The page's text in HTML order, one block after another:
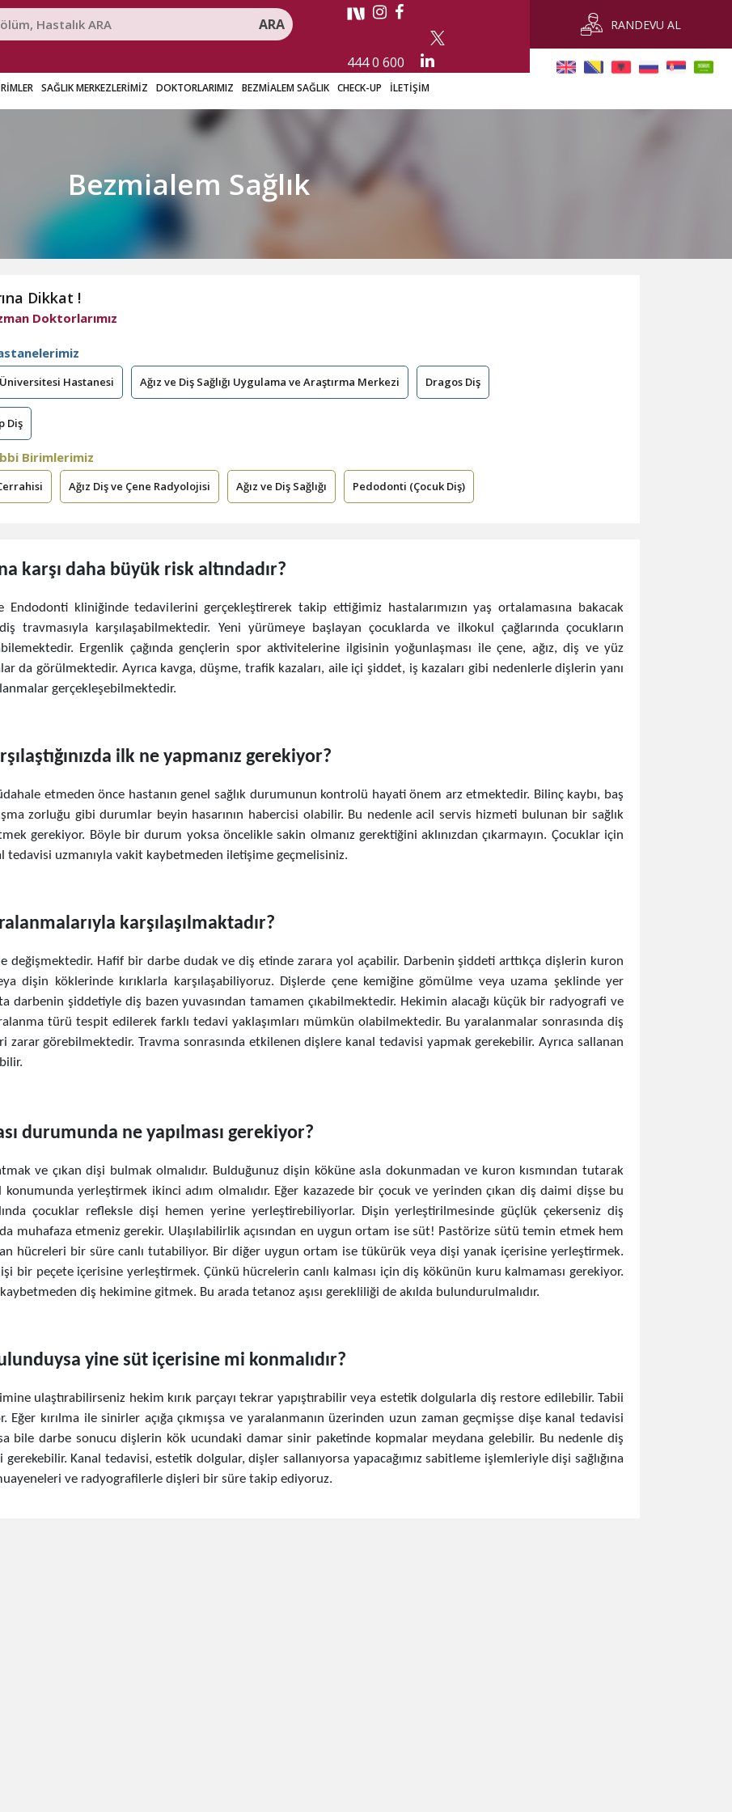
ARA
444 0 600
SAĞLIK MERKEZLERİMİZ DOKTORLARIMIZ BEZMİALEM SAĞLIK CHECK-UP İLETİŞİM
RANDEVU AL
Bezmialem Sağlık
Dikkat !
Doktorlarımız
Hastanesi Ağız ve Diş Sağlığı Uygulama ve Araştırma Merkezi Dragos Diş
Diş
Birimlerimiz
Ağız Diş ve Çene Radyolojisi Ağız ve Diş Sağlığı Pedodonti (Çocuk Diş)
karşı daha büyük risk altındadır?
kliniğinde tedavilerini gerçekleştirerek takip ettiğimiz hastalarımızın yaş ortalamasına bakacak
travmasıyla karşılaşabilmektedir. Yeni yürümeye başlayan çocuklarda ve ilkokul çağlarında çocukların
Ergenlik çağında gençlerin spor aktivitelerine ilgisinin yoğunlaşması ile çene, ağız, diş ve yüz
da görülmektedir. Ayrıca kavga, düşme, trafik kazaları, aile içi şiddet, iş kazaları gibi nedenlerle dişlerin yanı
gerçekleşebilmektedir.
ilk ne yapmanız gerekiyor?
etmeden önce hastanın genel sağlık durumunun kontrolü hayati önem arz etmektedir. Bilinç kaybı, baş
zorluğu gibi durumlar beyin hasarının habercisi olabilir. Bu nedenle acil servis hizmeti bulunan bir sağlık
gerekiyor. Böyle bir durum yoksa öncelikle sakin olmanız gerektiğini aklınızdan çıkarmayın. Çocuklar için
uzmanıyla vakit kaybetmeden iletişime geçmelisiniz.
karşılaşılmaktadır?
değişmektedir. Hafif bir darbe dudak ve diş etinde zarara yol açabilir. Darbenin şiddeti arttıkça dişlerin kuron
dişin köklerinde kırıklarla karşılaşabiliyoruz. Dişlerde çene kemiğine gömülme veya uzama şeklinde yer
darbenin şiddetiyle diş bazen yuvasından tamamen çıkabilmektedir. Hekimin alacağı küçük bir radyografi ve
türü tespit edilerek farklı tedavi yaklaşımları mümkün olabilmektedir. Bu yaralanmalar sonrasında diş
zarar görebilmektedir. Travma sonrasında etkilenen dişlere kanal tedavisi yapmak gerekebilir. Ayrıca sallanan
durumunda ne yapılması gerekiyor?
ve çıkan dişi bulmak olmalıdır. Bulduğunuz dişin köküne asla dokunmadan ve kuron kısmından tutarak
yerleştirmek ikinci adım olmalıdır. Eğer kazazede bir çocuk ve yerinden çıkan diş daimi dişse bu
çocuklar refleksle dişi hemen yerine yerleştirebiliyorlar. Dişin yerleştirilmesinde güçlük çekerseniz diş
muhafaza etmeniz gerekir. Ulaşılabilirlik açısından en uygun ortam ise süt! Pastörize sütü temin etmek hem
hücreleri bir süre canlı tutabiliyor. Bir diğer uygun ortam ise tükürük veya dişi yanak içerisine yerleştirmek.
bir peçete içerisine yerleştirmek. Çünkü hücrelerin canlı kalması için diş kökünün kuru kalmaması gerekiyor.
diş hekimine gitmek. Bu arada tetanoz aşısı gerekliliği de akılda bulundurulmalıdır.
yine süt içerisine mi konmalıdır?
ulaştırabilirseniz hekim kırık parçayı tekrar yapıştırabilir veya estetik dolgularla diş restore edilebilir. Tabii
Eğer kırılma ile sinirler açığa çıkmışsa ve yaralanmanın üzerinden uzun zaman geçmişse dişe kanal tedavisi
bile darbe sonucu dişlerin kök ucundaki damar sinir paketinde kopmalar meydana gelebilir. Bu nedenle diş
gerekebilir. Kanal tedavisi, estetik dolgular, dişler sallanıyorsa yapacağımız sabitleme işlemleriyle dişi sağlığına
ve radyografilerle dişleri bir süre takip ediyoruz.